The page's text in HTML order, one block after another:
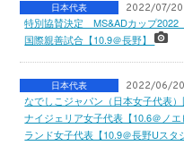
日本代表 2022/07/20
特別協賛決定 MS&ADカップ2022
国際親善試合【10.9＠長野】
日本代表 2022/06/20
なでしこジャパン（日本女子代表
ナイジェリア女子代表【10.6＠ノ
ランド女子代表【10.9＠長野Uス